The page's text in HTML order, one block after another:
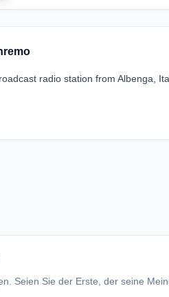
radio station from Albenga,
Seien Sie der Erste, der seine